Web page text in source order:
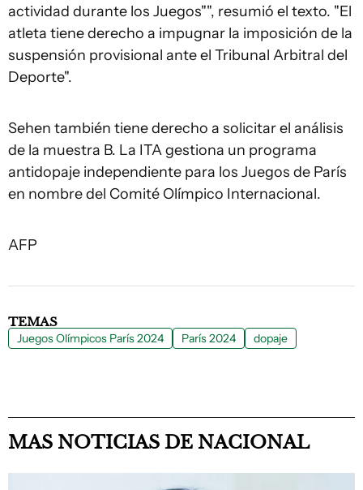
actividad durante los Juegos"", resumió el texto. "El
atleta tiene derecho a impugnar la imposición de la
suspensión provisional ante el Tribunal Arbitral del
Deporte".
Sehen también tiene derecho a solicitar el análisis
de la muestra B. La ITA gestiona un programa
antidopaje independiente para los Juegos de París
en nombre del Comité Olímpico Internacional.
AFP
TEMAS
Juegos Olímpicos París 2024 París 2024 dopaje
MAS NOTICIAS DE NACIONAL